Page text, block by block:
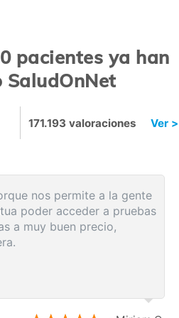
pacientes ya han
171.193 valoraciones Ver >
máxima, más que